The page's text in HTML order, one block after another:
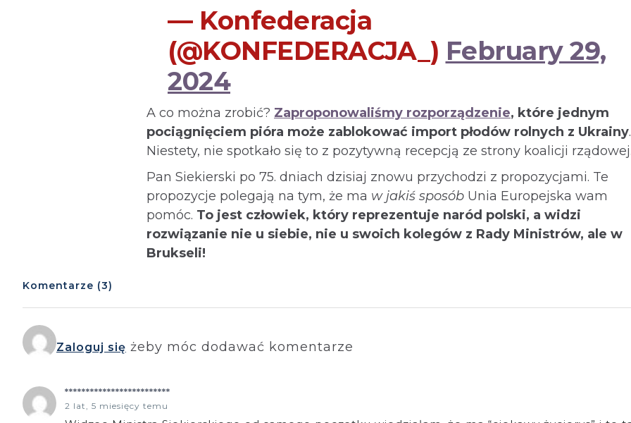
— Konfederacja
(@KONFEDERACJA_) February 29,
2024
A co można zrobić? Zaproponowaliśmy rozporządzenie, które jednym
pociągnięciem pióra może zablokować import płodów rolnych z Ukrainy.
Niestety, nie spotkało się to z pozytywną recepcją ze strony koalicji
Pan Siekierski po 75. dniach dzisiaj znowu przychodzi z propozycjami. Te
propozycje polegają na tym, że ma w jakiś sposób Unia Europejska wam
pomóc. To jest człowiek, który reprezentuje naród polski, a widzi
rozwiązanie nie u siebie, nie u swoich kolegów z Rady Ministrów, ale w
Brukseli!
Komentarze (3)
Zaloguj się żeby móc dodawać komentarze
*************************
2 lat, 5 miesięcy temu